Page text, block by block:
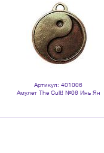
Артикул: 401006
Амулет The Cult! №06 Инь Ян